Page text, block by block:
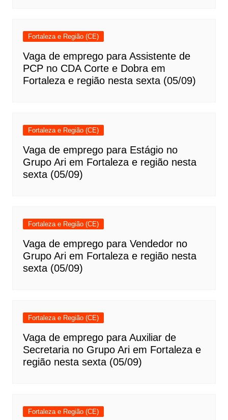
Fortaleza e Região (CE)
Vaga de emprego para Assistente de
PCP no CDA Corte e Dobra em
Fortaleza e região nesta sexta (05/09)
Fortaleza e Região (CE)
Vaga de emprego para Estágio no
Grupo Ari em Fortaleza e região nesta
sexta (05/09)
Fortaleza e Região (CE)
Vaga de emprego para Vendedor no
Grupo Ari em Fortaleza e região nesta
sexta (05/09)
Fortaleza e Região (CE)
Vaga de emprego para Auxiliar de
Secretaria no Grupo Ari em Fortaleza e
região nesta sexta (05/09)
Fortaleza e Região (CE)